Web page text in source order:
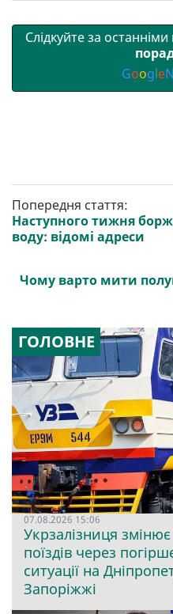
Слідкуйте за
GoogleN
Попередня стаття:
Наступного тижня
воду: відомі адреси
Чому варто мити
ГОЛОВНЕ
07.08.2026 15:06
Укрзалізниця
поїздів через
ситуації на
Запоріжжі